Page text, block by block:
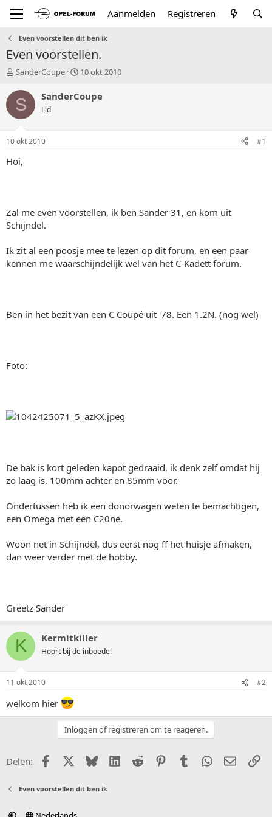
Aanmelden Registreren
Even voorstellen dit ben ik
Even voorstellen.
T
p
i
a
r
SanderCoupe
S
a
10 okt 2010
S SanderCoupe
Lid
10 okt 2010 #1
Hoi,
Zal me even voorstellen, ik ben Sander 31, en kom uit
Schijndel.
Ik zit al een poosje mee te lezen op dit forum, en een paar
kennen me waarschijndelijk wel van het C-Kadett forum.
Ben in het bezit van een C Coupé uit '78. Een 1.2N. (nog wel)
Foto:
De bak is kort geleden kapot gedraaid, ik denk zelf omdat hij
zo laag is. 100mm achter en 85mm voor.
Ondertussen heb ik een donorwagen weten te bemachtigen,
een Omega met een C20ne.
Woon net in Schijndel, dus eerst nog ff het huisje afmaken,
dan weer verder met de hobby.
Greetz Sander
K Kermitkiller
Hoort bij de inboedel
11 okt 2010 #2
welkom hier
Inloggen of registreren om te reageren.
Delen: FacebookX (Twitter)
BlueskyLinkedIn
Reddit PinterestTumblr WhatsApp
E-mail
Even voorstellen dit ben ik